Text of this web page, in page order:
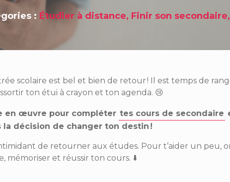
: Étudier à distance, Finir son secondaire,
scolaire est bel et bien de retour ! Il est temps de
ton étui à crayon et ton agenda. 😢
en œuvre pour compléter tes cours de secondaire
la décision de changer ton destin !
de retourner aux études. Pour t’aider un peu,
mémoriser et réussir ton cours. ⬇️